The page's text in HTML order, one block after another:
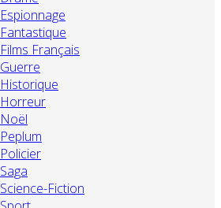
Espionnage
Fantastique
Films Français
Guerre
Historique
Horreur
Noël
Peplum
Policier
Saga
Science-Fiction